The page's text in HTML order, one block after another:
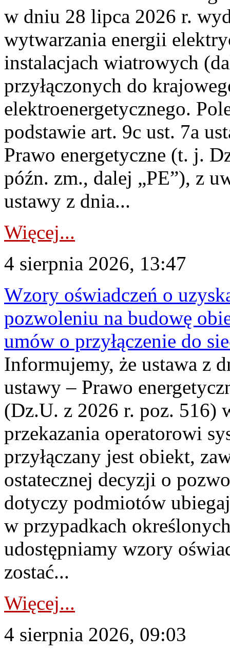
w dniu 28 lipca 2026 r.
wytwarzania energii
instalacjach wiatrowych
przyłączonych do
elektroenergetycznego.
podstawie art. 9c ust. 7a
Prawo energetyczne (t. j.
późn. zm., dalej „PE”), z
ustawy z dnia...
Więcej...
4 sierpnia 2026, 13:47
Wzory oświadczeń o
pozwoleniu na budowę
umów o przyłączenie do
Informujemy, że ustawa z
ustawy – Prawo
(Dz.U. z 2026 r. poz. 516)
przekazania operatorowi
przyłączany jest obiekt,
ostatecznej decyzji o
dotyczy podmiotów
w przypadkach
udostępniamy wzory
zostać...
Więcej...
4 sierpnia 2026, 09:03